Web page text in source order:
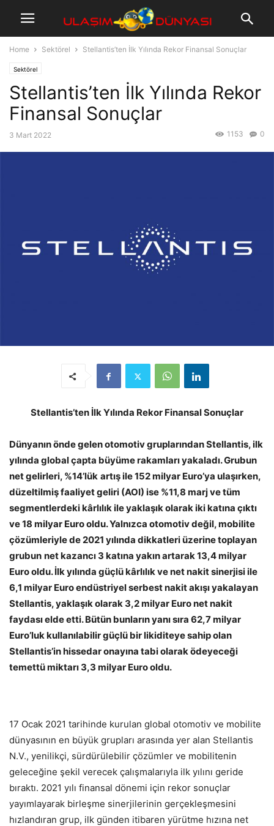
Home Sektörel Stellantis’ten İlk Yılında Rekor Finansal Sonuçlar
Sektörel
Stellantis’ten İlk Yılında Rekor
Finansal Sonuçlar
3 Mart 2022 0
1153
Stellantis’ten İlk Yılında Rekor Finansal Sonuçlar
Dünyanın önde gelen otomotiv gruplarından Stellantis, ilk
yılında global çapta büyüme rakamları yakaladı. Grubun
net gelirleri, %14’lük artış ile 152 milyar Euro’ya ulaşırken,
düzeltilmiş faaliyet geliri (AOI) ise %11,8 marj ve tüm
segmentlerdeki kârlılık ile yaklaşık olarak iki katına çıktı
ve 18 milyar Euro oldu. Yalnızca otomotiv değil, mobilite
çözümleriyle de 2021 yılında dikkatleri üzerine toplayan
grubun net kazancı 3 katına yakın artarak 13,4 milyar
Euro oldu. İlk yılında güçlü kârlılık ve net nakit sinerjisi ile
6,1 milyar Euro endüstriyel serbest nakit akışı yakalayan
Stellantis, yaklaşık olarak 3,2 milyar Euro net nakit
faydası elde etti. Bütün bunların yanı sıra 62,7 milyar
Euro’luk kullanılabilir güçlü bir likiditeye sahip olan
Stellantis’in hissedar onayına tabi olarak ödeyeceği
temettü miktarı 3,3 milyar Euro oldu.
17 Ocak 2021 tarihinde kurulan global otomotiv ve mobilite
dünyasının en büyük grupları arasında yer alan Stellantis
N.V., yenilikçi, sürdürülebilir çözümler ve mobilitenin
geleceğine şekil verecek çalışmalarıyla ilk yılını geride
bıraktı. 2021 yılı finansal dönemi için rekor sonuçlar
yayımlayarak birleşme sinerjilerinin gerçekleşmesini
hızlandıran grup, ilk günden itibaren yürütme hızına net